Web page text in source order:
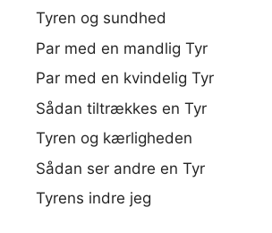
Tyren og sundhed
Par med en mandlig Tyr
Par med en kvindelig Tyr
Sådan tiltrækkes en Tyr
Tyren og kærligheden
Sådan ser andre en Tyr
Tyrens indre jeg